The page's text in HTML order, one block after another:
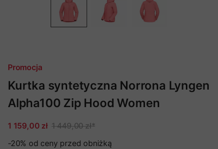
Promocja
Kurtka syntetyczna Norrona Lyngen
Alpha100 Zip Hood Women
1 159,00 zł 1 449,00 zł*
-20% od ceny przed obniżką